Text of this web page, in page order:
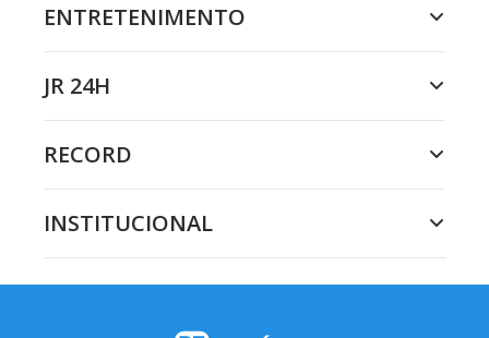
ENTRETENIMENTO
JR 24H
RECORD
INSTITUCIONAL